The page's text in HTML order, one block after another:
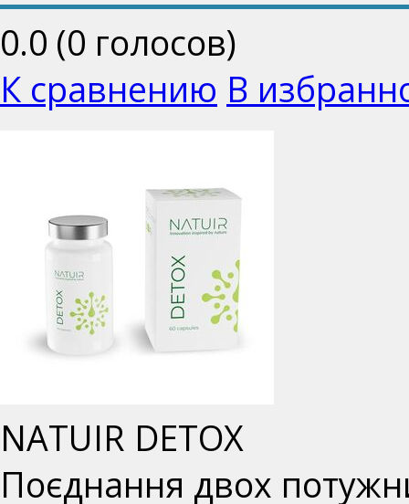
0.0 (0 голосов)
К сравнению В
NATUIR DETOX
Поєднання двох